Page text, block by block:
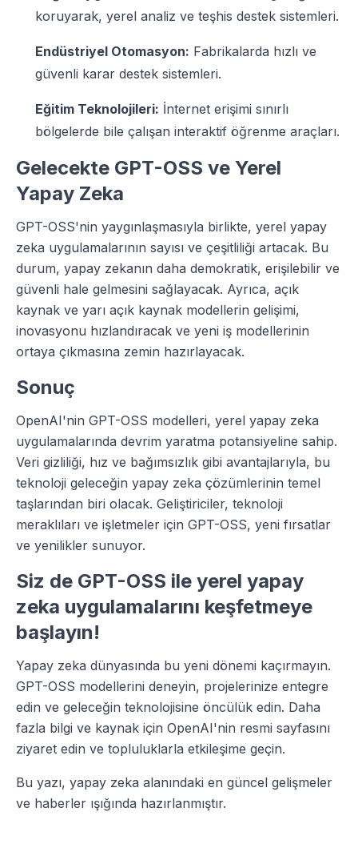
koruyarak, yerel analiz ve teşhis destek sistemleri.
Endüstriyel Otomasyon: Fabrikalarda hızlı ve
güvenli karar destek sistemleri.
Eğitim Teknolojileri: İnternet erişimi sınırlı
bölgelerde bile çalışan interaktif öğrenme araçları.
Gelecekte GPT-OSS ve Yerel
Yapay Zeka
GPT-OSS'nin yaygınlaşmasıyla birlikte, yerel yapay
zeka uygulamalarının sayısı ve çeşitliliği artacak. Bu
durum, yapay zekanın daha demokratik, erişilebilir ve
güvenli hale gelmesini sağlayacak. Ayrıca, açık
kaynak ve yarı açık kaynak modellerin gelişimi,
inovasyonu hızlandıracak ve yeni iş modellerinin
ortaya çıkmasına zemin hazırlayacak.
Sonuç
OpenAI'nin GPT-OSS modelleri, yerel yapay zeka
uygulamalarında devrim yaratma potansiyeline sahip.
Veri gizliliği, hız ve bağımsızlık gibi avantajlarıyla, bu
teknoloji geleceğin yapay zeka çözümlerinin temel
taşlarından biri olacak. Geliştiriciler, teknoloji
meraklıları ve işletmeler için GPT-OSS, yeni fırsatlar
ve yenilikler sunuyor.
Siz de GPT-OSS ile yerel yapay
zeka uygulamalarını keşfetmeye
başlayın!
Yapay zeka dünyasında bu yeni dönemi kaçırmayın.
GPT-OSS modellerini deneyin, projelerinize entegre
edin ve geleceğin teknolojisine öncülük edin. Daha
fazla bilgi ve kaynak için OpenAI'nin resmi sayfasını
ziyaret edin ve topluluklarla etkileşime geçin.
Bu yazı, yapay zeka alanındaki en güncel gelişmeler
ve haberler ışığında hazırlanmıştır.